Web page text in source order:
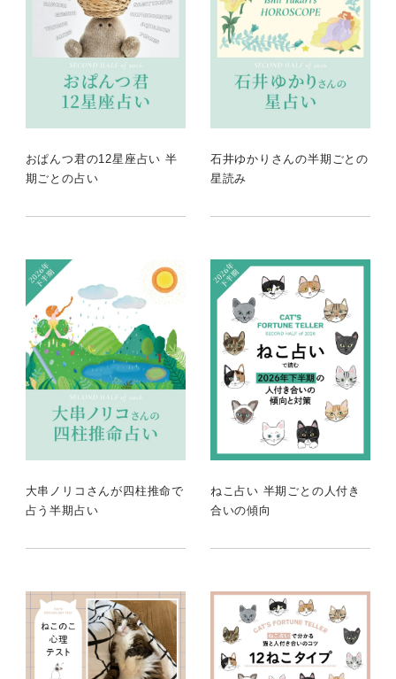
おぱんつ君の12星座占い 半
期ごとの占い
石井ゆかりさんの半期ごとの
星読み
大串ノリコさんが四柱推命で
占う半期占い
ねこ占い 半期ごとの人付き
合いの傾向